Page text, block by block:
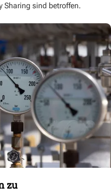
Sharing sind betroffen.
zu